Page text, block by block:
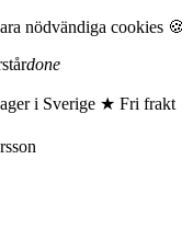
nödvändiga cookies
done
i Sverige ★ Fri frakt